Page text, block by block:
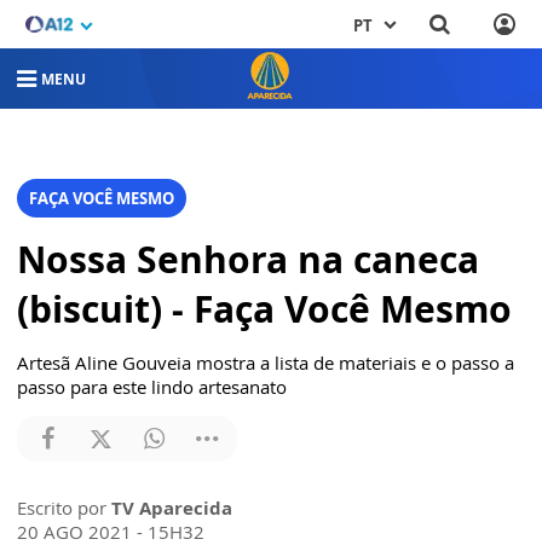
PT
MENU
FAÇA VOCÊ MESMO
Nossa Senhora na caneca
(biscuit) - Faça Você Mesmo
Artesã Aline Gouveia mostra a lista de materiais e o passo a
passo para este lindo artesanato
Escrito por TV Aparecida
20 AGO 2021 - 15H32